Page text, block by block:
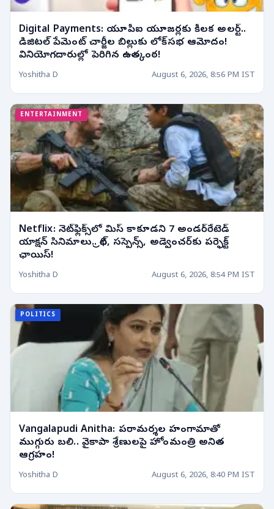
Digital Payments: యూపీఐ యూజర్లకు కీలక అలర్ట్..
డిజిటల్ పేమెంట్ చార్జీల బిల్లుకు లోక్‌సభ ఆమోదం!
వినియోగదారుల్లో పెరిగిన ఉత్కంఠ!
Yoshitha D August 6, 2026, 8:56 PM IST
ENTERTAINMENT
Netflix: నెట్‌ఫ్లిక్స్‌లో మిస్ కాకూడని 7 అండర్‌రేటెడ్
యాక్షన్ సినిమాలు.. థ్రిల్, సస్పెన్స్, అడ్వెంచర్‌కు పర్ఫెక్ట్
ఛాయిస్!
Yoshitha D August 6, 2026, 8:54 PM IST
POLITICS
Vangalapudi Anitha: పరామర్శల హంగామాతో
ముగ్గురు బలి.. వైకాపా శ్రేణులపై హోంమంత్రి అనిత
ఆగ్రహం!
Yoshitha D August 6, 2026, 8:40 PM IST